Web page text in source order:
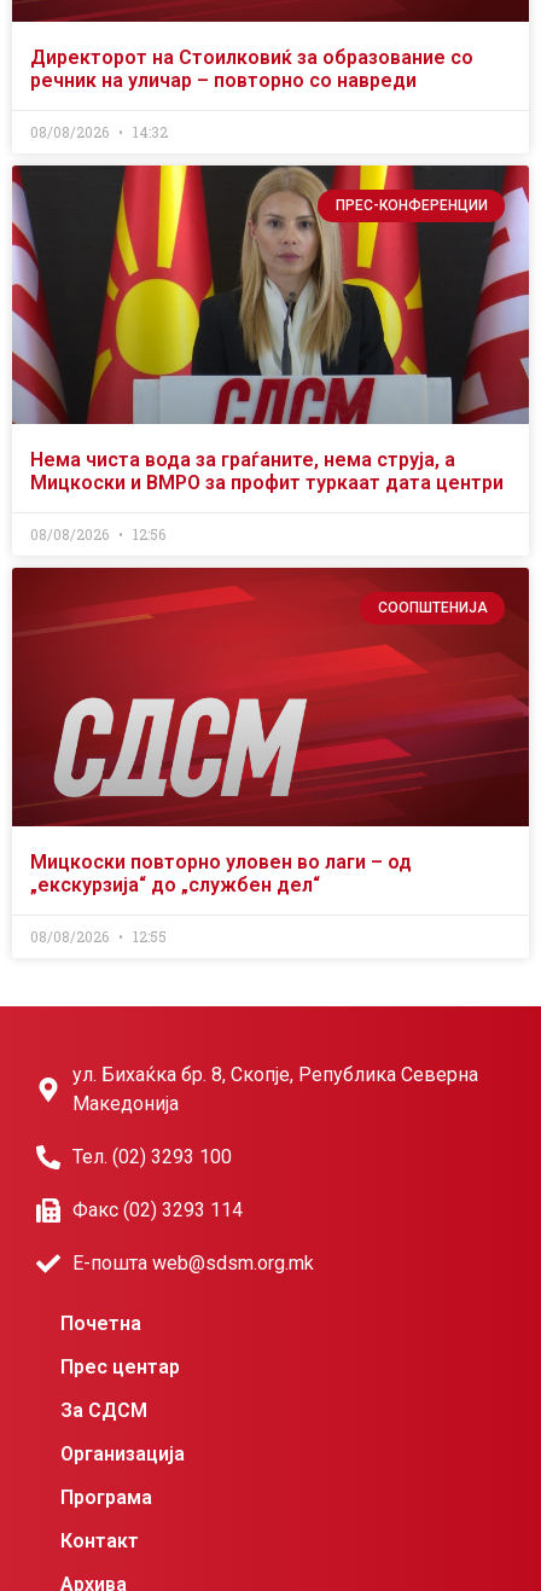
Директорот на Стоилковиќ за образование со
речник на уличар – повторно со навреди
08/08/2026 14:32
ПРЕС-КОНФЕРЕНЦИИ
Нема чиста вода за граѓаните, нема струја, а
Мицкоски и ВМРО за профит туркаат дата центри
08/08/2026 12:56
СООПШТЕНИЈА
Мицкоски повторно уловен во лаги – од
„екскурзија“ до „службен дел“
08/08/2026 12:55
ул. Бихаќка бр. 8, Скопје, Република Северна
Македонија
Тел. (02) 3293 100
Факс (02) 3293 114
Е-пошта web@sdsm.org.mk
Почетна
Прес центар
За СДСМ
Организација
Програма
Контакт
Архива